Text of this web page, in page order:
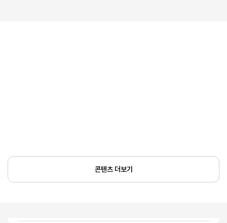
콘텐츠 더보기